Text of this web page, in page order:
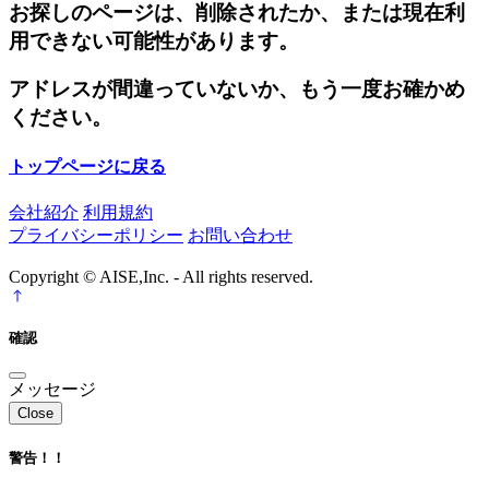
お探しのページは、削除されたか、または現在利
用できない可能性があります。
アドレスが間違っていないか、もう一度お確かめ
ください。
トップページに戻る
会社紹介 利用規約
プライバシーポリシー お問い合わせ
Copyright © AISE,Inc. - All rights reserved.
確認
メッセージ
Close
警告！！